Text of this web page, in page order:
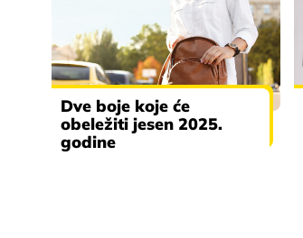
Dve boje koje će
obeležiti jesen 2025.
godine